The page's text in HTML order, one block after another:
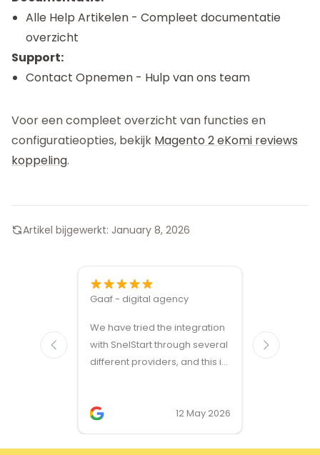
Alle Help Artikelen - Compleet documentatie
overzicht
Support:
Contact Opnemen - Hulp van ons team
Voor een compleet overzicht van functies en
configuratieopties, bekijk Magento 2 eKomi reviews
koppeling.
Artikel bijgewerkt: January 8, 2026
Gaaf - digital agency
We have tried the integration
with SnelStart through several
different providers, and this is
two occasions, and it was
provided quickly and
professionally. We do
12 May 2026
modules